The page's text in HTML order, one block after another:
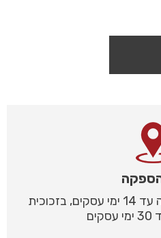
בזכוכית שקופה או צרובה עד 14 ימי עסקים, בזכוכית